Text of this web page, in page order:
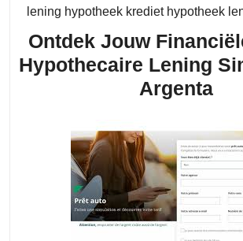
lening hypotheek krediet hypotheek
Ontdek Jouw
Hypothecaire Lening
Argenta